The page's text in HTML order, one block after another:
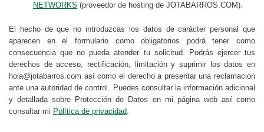
NETWORKS (proveedor de hosting de JOTABARROS.COM).
El hecho de que no introduzcas los datos de carácter personal que
aparecen en el formulario como obligatorios podrá tener como
consecuencia que no pueda atender tu solicitud. Podrás ejercer tus
derechos de acceso, rectificación, limitación y suprimir los datos en
hola@jotabarros.com así como el derecho a presentar una reclamación
ante una autoridad de control. Puedes consultar la información adicional
y detallada sobre Protección de Datos en mi página web así como
consultar mi Política de privacidad